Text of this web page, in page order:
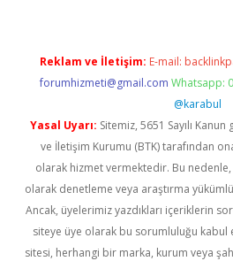
Reklam ve İletişim: E-mail:
forumhizmeti@gmail.com Whatsapp:
@karabul
Yasal Uyarı: Sitemiz, 5651 Sayılı
ve İletişim Kurumu (BTK) tarafından
olarak hizmet vermektedir. Bu
olarak denetleme veya araştırma
Ancak, üyelerimiz yazdıkları içeriklerin
siteye üye olarak bu sorumluluğu kabul
sitesi, herhangi bir marka, kurum veya